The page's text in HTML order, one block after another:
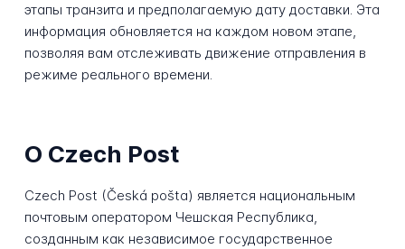
этапы транзита и предполагаемую дату доставки. Эта
информация обновляется на каждом новом этапе,
позволяя вам отслеживать движение отправления в
режиме реального времени.
О Czech Post
Czech Post (Česká pošta) является национальным
почтовым оператором Чешская Республика,
созданным как независимое государственное